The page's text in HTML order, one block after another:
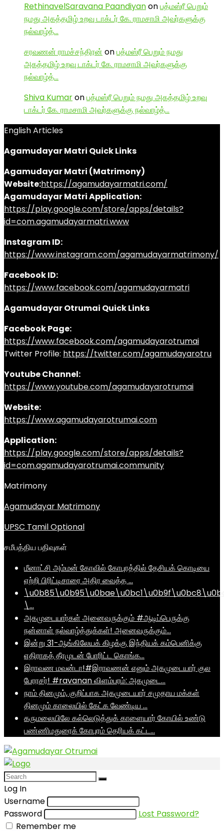
RethinavelSaravana Paandiyanonபத்மஸ்ரீ பெறும்
நமது அகத்தமிழ் உறவு டாக்டர் கே. ராமசாமி அவர்களுக்கு
நல்வாழ்த்…
சரவணன் ராமச்சந்திரன் onபத்மஸ்ரீ பெறும் நமது
அகத்தமிழ் உறவு டாக்டர் கே. ராமசாமி அவர்களுக்கு
நல்வாழ்த்…
Shiva Kumaronபத்மஸ்ரீ பெறும் நமது அகத்தமிழ் உறவு
டாக்டர் கே. ராமசாமி அவர்களுக்கு நல்வாழ்த்…
English Articles
Agamudayar Matri Quick Links
Agamudayar Matri (Matrimony)
Website:https://agamudayarmatri.com/
Agamudayar Matri Application:
https://play.google.com/store/apps/details?
id=com.agamudayarmatri.www
Instagram ID:
https://www.instagram.com/agamudayarmatrimony/
Facebook ID:
https://www.facebook.com/agamudayarmatri
Agamudayar Otrumai Quick Links
Facebook Page:
https://www.facebook.com/agamudayarotrumai
Twitter Profile: https://twitter.com/agamudayarotru
Youtube Channel:
https://www.youtube.com/agamudayarotrumai
Website:
https://www.agamudayarotrumai.com
Application:
https://play.google.com/store/apps/details?
id=com.agamudayarotrumai.community
Matrimony
Agamudayar Matrimony
UPSC Tamil Optional
சமீபத்திய பதிவுகள்
மீனாட்சி அம்மன் கோவில் கோபுரத்தில் தேசியக் கொடியை
ஏற்றி பிரிட்டிசாரை அதிர வைத்த …
\…
அகமுடையார்கள் அனைவருக்கும் #ஆடிப்பெருக்கு
நன்னாள் நல்வாழ்த்துக்கள்! அனைவருக்கும்…
இன்று 31-ஆங்கிலேயக் கிழக்கு இந்தியக் கம்பெனிக்கு
எதிராகத் தீரமுடன் போரிட்ட கொங்க…
இராவண மவன்டா!#இராவணன் எனும் அகமுடையார் குல
பேரரசர்! #ravanan விளம்பரம்: அகமுடை…
நாம் தினமும், குறிப்பாக அகமுடையார் சமுதாய மக்கள்
தினமும் காலையில் கேட்க வேண்டிய …
கருமலையிலே கல்லெடுத்துக் காளையார் கோயில் உண்டு
பண்ணிமதுரைக் கோபுரம் தெரியக் கட்ட…
Log In
Username
Password
Lost Password?
Remember me